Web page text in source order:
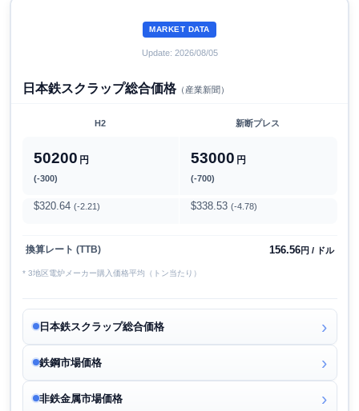
MARKET DATA
Update: 2026/08/05
日本鉄スクラップ総合価格（産業新聞）
H2 新断プレス
50200 円
(-300)
53000 円
(-700)
$320.64 (-2.21) $338.53 (-4.78)
換算レート (TTB) 156.56円 / ドル
* 3地区電炉メーカー購入価格平均（トン当たり）
日本鉄スクラップ総合価格
鉄鋼市場価格
非鉄金属市場価格